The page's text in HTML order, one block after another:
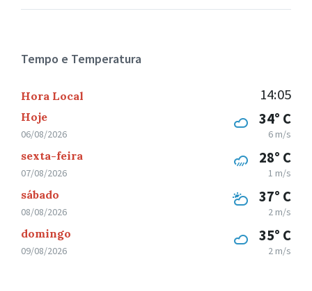
Tempo e Temperatura
Hora Local 14:05
Hoje
06/08/2026
34° C
6 m/s
sexta-feira
07/08/2026
28° C
1 m/s
sábado
08/08/2026
37° C
2 m/s
domingo
09/08/2026
35° C
2 m/s